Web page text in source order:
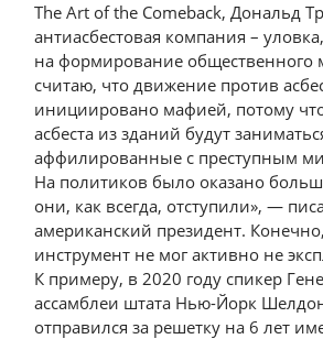
The Art of the Comeback, Дональд
антиасбестовая компания –
на формирование общественного
считаю, что движение против
инициировано мафией, потому
асбеста из зданий будут
аффилированные с преступным
На политиков было оказано
они, как всегда, отступили», —
американский президент.
инструмент не мог активно не
К примеру, в 2020 году спикер
ассамблеи штата Нью-Йорк
отправился за решетку на 6 лет